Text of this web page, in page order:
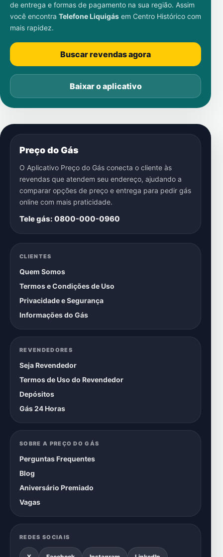
de entrega e formas de pagamento na sua região. Assim
você encontra Telefone Liquigás em Centro Histórico com
mais rapidez.
Buscar revendas agora
Baixar o aplicativo
Preço do Gás
O Aplicativo Preço do Gás conecta o cliente às
revendas que atendem seu endereço, ajudando a
comparar opções de preço e entrega para pedir gás
online com mais praticidade.
Tele gás: 0800-000-0960
CLIENTES
Quem Somos
Termos e Condições de Uso
Privacidade e Segurança
Informações do Gás
REVENDEDORES
Seja Revendedor
Termos de Uso do Revendedor
Depósitos
Gás 24 Horas
SOBRE A PREÇO DO GÁS
Perguntas Frequentes
Blog
Aniversário Premiado
Vagas
REDES SOCIAIS